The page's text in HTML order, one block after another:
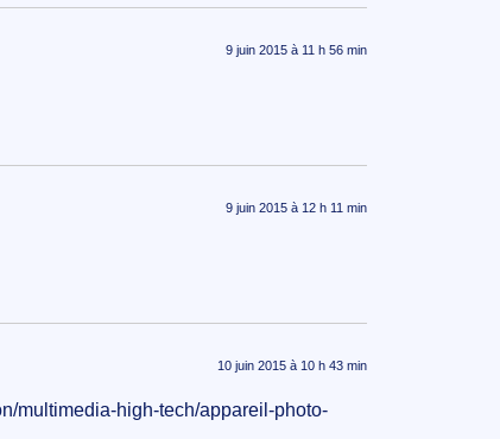
9 juin 2015 à 11 h 56 min
9 juin 2015 à 12 h 11 min
10 juin 2015 à 10 h 43 min
multimedia-high-tech/appareil-photo-